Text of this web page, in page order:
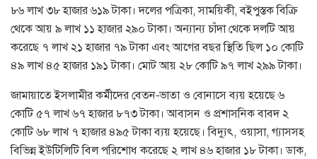
৮৬ লাখ ৩৮ হাজার ৬১৯ টাকা। দলের পত্রিকা, সাময়িকী, বইপুস্তক বিক্রি
থেকে আয় ৯ লাখ ১১ হাজার ২৯০ টাকা। অন্যান্য চাঁদা থেকে দলটি আয়
করেছে ৭ লাখ ২১ হাজার ৭৯ টাকা এবং আগের বছর স্থিতি ছিল ১০ কোটি
৪৯ লাখ ৪৫ হাজার ১৯১ টাকা। মোট আয় ২৮ কোটি ৯৭ লাখ ২৯৯ টাকা।
জামায়াতে ইসলামীর কর্মীদের বেতন-ভাতা ও বোনাসে ব্যয় হয়েছে ৬
কোটি ৫৭ লাখ ৬৭ হাজার ৮৭৩ টাকা। আবাসন ও প্রশাসনিক বাবদ ২
কোটি ৬৮ লাখ ৭ হাজার ৪৯৫ টাকা ব্যয় হয়েছে। বিদ্যুৎ, ওয়াসা, গ্যাসসহ
বিভিন্ন ইউটিলিটি বিল পরিশোধ করেছে ২ লাখ ৪৬ হাজার ১৮ টাকা। ডাক,